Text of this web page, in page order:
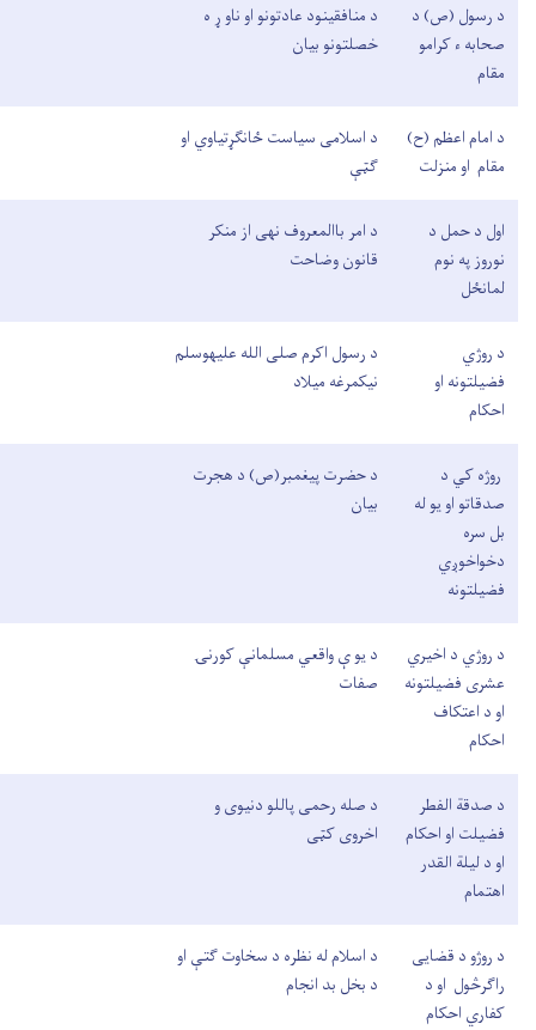
د رسول (ص) د
صحابه ء کرامو
مقام
د منافقینود عادتونو او ناو ړ ه
خصلتونو بیان
د امام اعظم (ح)
مقام او منزلت
د اسلامی سیاست ځانګړتیاوي او
ګټې
اول د حمل د
نوروز په نوم
لمانځل
د امر باالمعروف نهی از منکر
قانون وضاحت
د روژي
فضیلتونه او
احکام
د رسول اکرم صلی الله علیهوسلم
نیکمرغه میلاد
روژه کي د
صدقاتو او یو له
بل سره
دخواخوږي
فضیلتونه
د حضرت پیغمبر(ص) د هجرت
بیان
د روژي د اخیري
عشری فضیلتونه
او د اعتکاف
احکام
د یو ې واقعي مسلمانې کورنۍ
صفات
د صدقة الفطر
فضیلت او احکام
او د لیلة القدر
اهتمام
د صله رحمی پاللو دنیوی و
اخروی کټی
د روژو د قضایی
راګرڅول او د
کفاري احکام
د اسلام له نظره د سخاوت ګتې او
د بخل بد انجام